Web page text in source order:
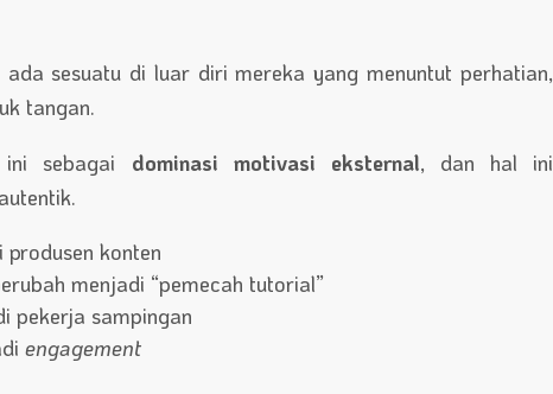
sesuatu di luar diri mereka yang menuntut perhatian,
tangan.
sebagai dominasi motivasi eksternal, dan hal ini
konten
menjadi “pemecah tutorial”
pekerja sampingan
engagement